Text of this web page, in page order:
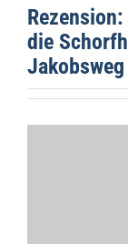
die